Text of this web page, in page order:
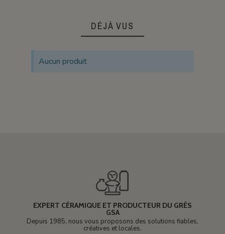
DÉJÀ VUS
Aucun produit
EXPERT CÉRAMIQUE ET PRODUCTEUR DU GRÈS
GSA
Depuis 1985, nous vous proposons des solutions fiables,
créatives et locales.